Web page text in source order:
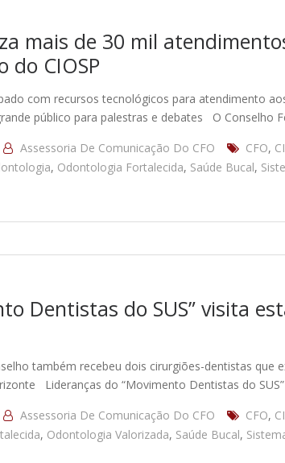
mais de 30 mil
do CIOSP
com recursos tecnológicos para atendimento
público para palestras e debates O Conselho
Assessoria De Comunicação Do CFO CFO,
, Odontologia Fortalecida, Saúde Bucal,
Dentistas do SUS” visita
também recebeu dois cirurgiões-dentistas que
Lideranças do “Movimento Dentistas do
Assessoria De Comunicação Do CFO CFO,
, Odontologia Valorizada, Saúde Bucal,